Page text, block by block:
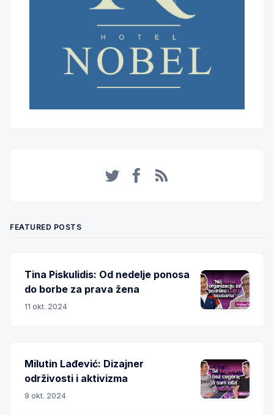
FEATURED POSTS
Tina Piskulidis: Od nedelje ponosa
do borbe za prava žena
11 okt. 2024
Milutin Lađević: Dizajner
održivosti i aktivizma
9 okt. 2024